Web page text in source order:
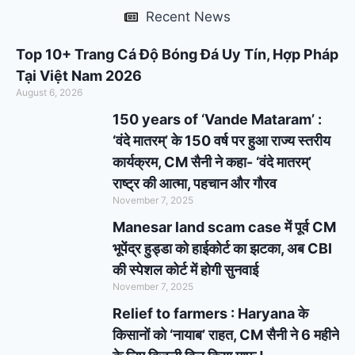
Recent News
Top 10+ Trang Cá Độ Bóng Đá Uy Tín, Hợp Pháp
Tại Việt Nam 2026
August 6, 2026
150 years of ‘Vande Mataram’ :
‘वंदे मातरम्’ के 150 वर्ष पर हुआ राज्य स्तरीय
कार्यक्रम, CM सैनी ने कहा- ‘वंदे मातरम्’
राष्ट्र की आत्मा, पहचान और गौरव
November 7, 2025
Manesar land scam case में पूर्व CM
भूपेंद्र हुड्डा को हाईकोर्ट का झटका, अब CBI
की स्पेशल कोर्ट में होगी सुनवाई
November 7, 2025
Relief to farmers : Haryana के
किसानों को ‘नायाब’ राहत, CM सैनी ने 6 महीने